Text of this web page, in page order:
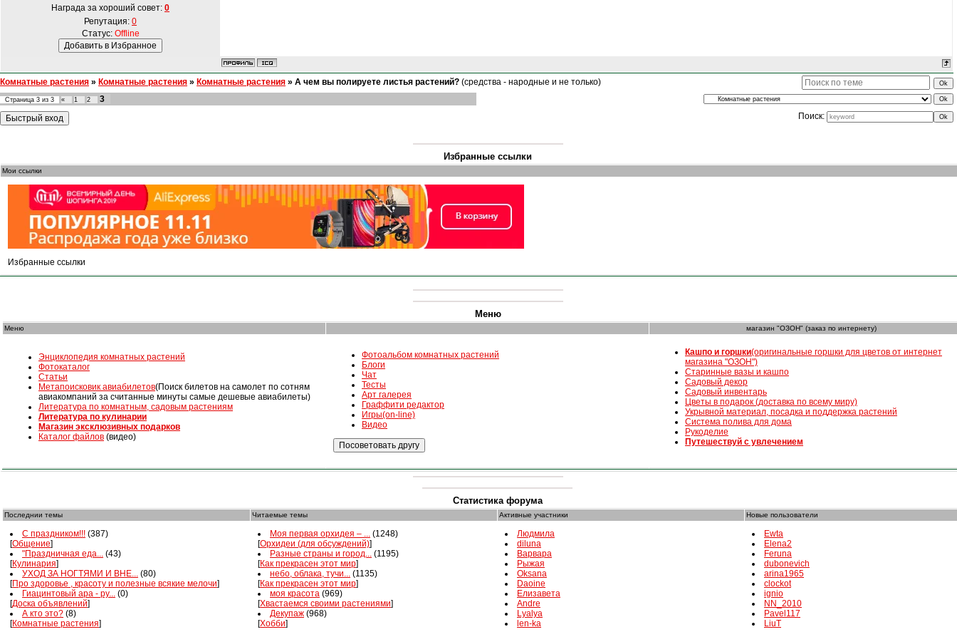
Награда за хороший совет: 0
Репутация: 0
Статус: Offline
Комнатные растения » Комнатные растения » Комнатные растения » А чем вы полируете листья растений? (средства - народные и не только)
Страница 3 из 3 « 1 2
3
Поиск:
Избранные ссылки
Мои ссылки
Избранные ссылки
Меню
Меню магазин "ОЗОН" (заказ по интернету)
Энциклопедия комнатных растений
Фотокаталог
Статьи
Mетапоисковик авиабилетов(Поиск билетов на самолет по сотням
авиакомпаний за считанные минуты самые дешевые авиабилеты)
Литература по комнатным, садовым растениям
Литература по кулинарии
Магазин эксклюзивных подарков
Каталог файлов (видео)
Фотоальбом комнатных растений
Блоги
Чат
Тесты
Арт галерея
Граффити редактор
Игры(on-line)
Видео
Кашпо и горшки(оригинальные горшки для цветов от интернет
магазина "ОЗОН")
Старинные вазы и кашпо
Садовый декор
Садовый инвентарь
Цветы в подарок (доставка по всему миру)
Укрывной материал, посадка и поддержка растений
Система полива для дома
Рукоделие
Путешествуй с увлечением
Статистика форума
Последнии темы Читаемые темы Активные участники Новые пользователи
С праздником!!! (387)
[Общение]
"Праздничная еда... (43)
[Кулинария]
УХОД ЗА НОГТЯМИ И ВНЕ... (80)
[Про здоровье , красоту и полезные всякие мелочи]
Гиацинтовый ара - ру... (0)
[Доска объявлений]
А кто это? (8)
[Комнатные растения]
Моя первая орхидея – ... (1248)
[Орхидеи (для обсуждений)]
Разные страны и город... (1195)
[Как прекрасен этот мир]
небо, облака, тучи... (1135)
[Как прекрасен этот мир]
моя красота (969)
[Хвастаемся своими растениями]
Декупаж (968)
[Хобби]
Людмила
diluna
Варвара
Рыжая
Oksana
Daoine
Елизавета
Andre
Lyalya
len-ka
Ewta
Elena2
Feruna
dubonevich
arina1965
clockot
ignio
NN_2010
Pavel117
LiuT